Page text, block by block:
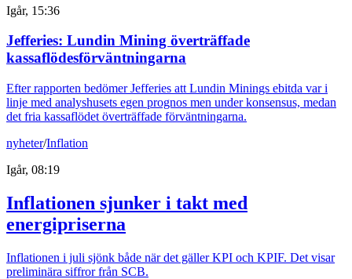
Igår, 15:36
Jefferies: Lundin Mining överträffade
kassaflödesförväntningarna
Efter rapporten bedömer Jefferies att Lundin Minings ebitda var i
linje med analyshusets egen prognos men under konsensus, medan
det fria kassaflödet överträffade förväntningarna.
nyheter/Inflation
Igår, 08:19
Inflationen sjunker i takt med
energipriserna
Inflationen i juli sjönk både när det gäller KPI och KPIF. Det visar
preliminära siffror från SCB.